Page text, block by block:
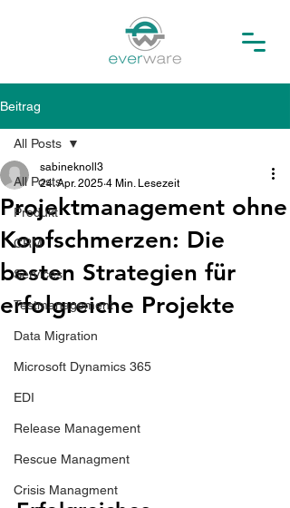
Beitrag
All Posts
Produkt
CRM
Services
Testmanagement
Data Migration
Microsoft Dynamics 365
EDI
Release Management
Rescue Managment
Crisis Managment
All Posts
Projektmanagement ohne
Kopfschmerzen: Die
besten Strategien für
erfolgreiche Projekte
sabineknoll3
24. Apr. 2025 4 Min. Lesezeit